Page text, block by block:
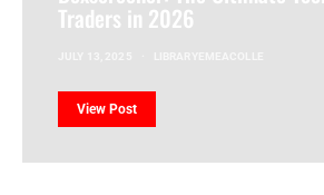
Traders in 2026
View Post